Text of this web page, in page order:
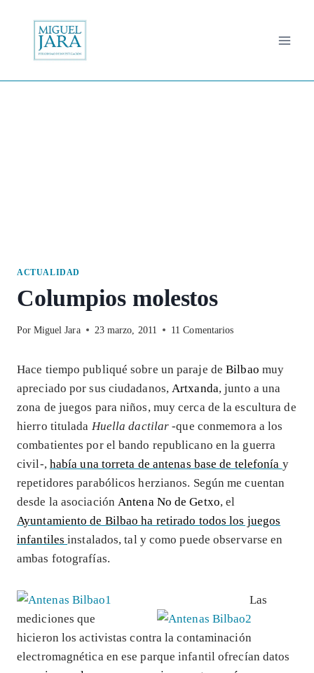
contenido
ACTUALIDAD
Columpios molestos
Por Miguel Jara 23 marzo, 2011 11 Comentarios
Hace tiempo publiqué sobre un paraje deBilbao muy
apreciado por sus ciudadanos, Artxanda, junto a una
zona de juegos para niños, muy cerca de la escultura de
hierro titulada Huella dactilar-que conmemora a los
combatientes por el bando republicano en la guerra
civil-, había una torreta de antenas base de telefonía y
repetidores parabólicos herzianos. Según me cuentan
desde la asociación Antena No de Getxo, el
Ayuntamiento de Bilbao ha retirado todos los juegos
infantilesinstalados, tal y como puede observarse en
ambas fotografías.
Las
mediciones que
hicieron los activistas contra la contaminación
electromagnética en ese parque infantil ofrecían datos